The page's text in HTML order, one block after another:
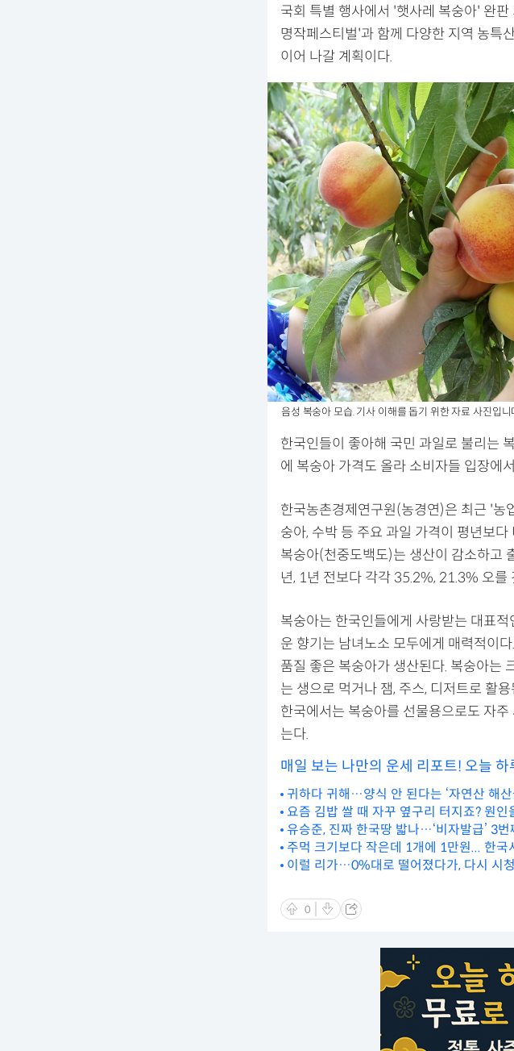
국회 특별 행사에서 '햇사레 복숭아' 완
명작페스티벌'과 함께 다양한 지역 농특
이어 나갈 계획이다.
음성 복숭아 모습. 기사 이해를 돕기 위한 자료 사진입
한국인들이 좋아해 국민 과일로 불리는
에 복숭아 가격도 올라 소비자들 입장에
한국농촌경제연구원(농경연)은 최근 '농
숭아, 수박 등 주요 과일 가격이 평년보
복숭아(천중도백도)는 생산이 감소하고
년, 1년 전보다 각각 35.2%, 21.3% 오를
복숭아는 한국인들에게 사랑받는 대표
운 향기는 남녀노소 모두에게 매력적이
품질 좋은 복숭아가 생산된다. 복숭아는
는 생으로 먹거나 잼, 주스, 디저트로 활
한국에서는 복숭아를 선물용으로도 자
는다.
매일 보는 나만의 운세 리포트! 오늘 하
귀하다 귀해…양식 안 된다는 ‘자연산 해
요즘 김밥 쌀 때 자꾸 옆구리 터지죠? 원인
유승준, 진짜 한국땅 밟나…‘비자발급’ 3번
주먹 크기보다 작은데 1개에 1만원... 한국
이럴 리가…0%대로 떨어졌다가, 다시 시
0